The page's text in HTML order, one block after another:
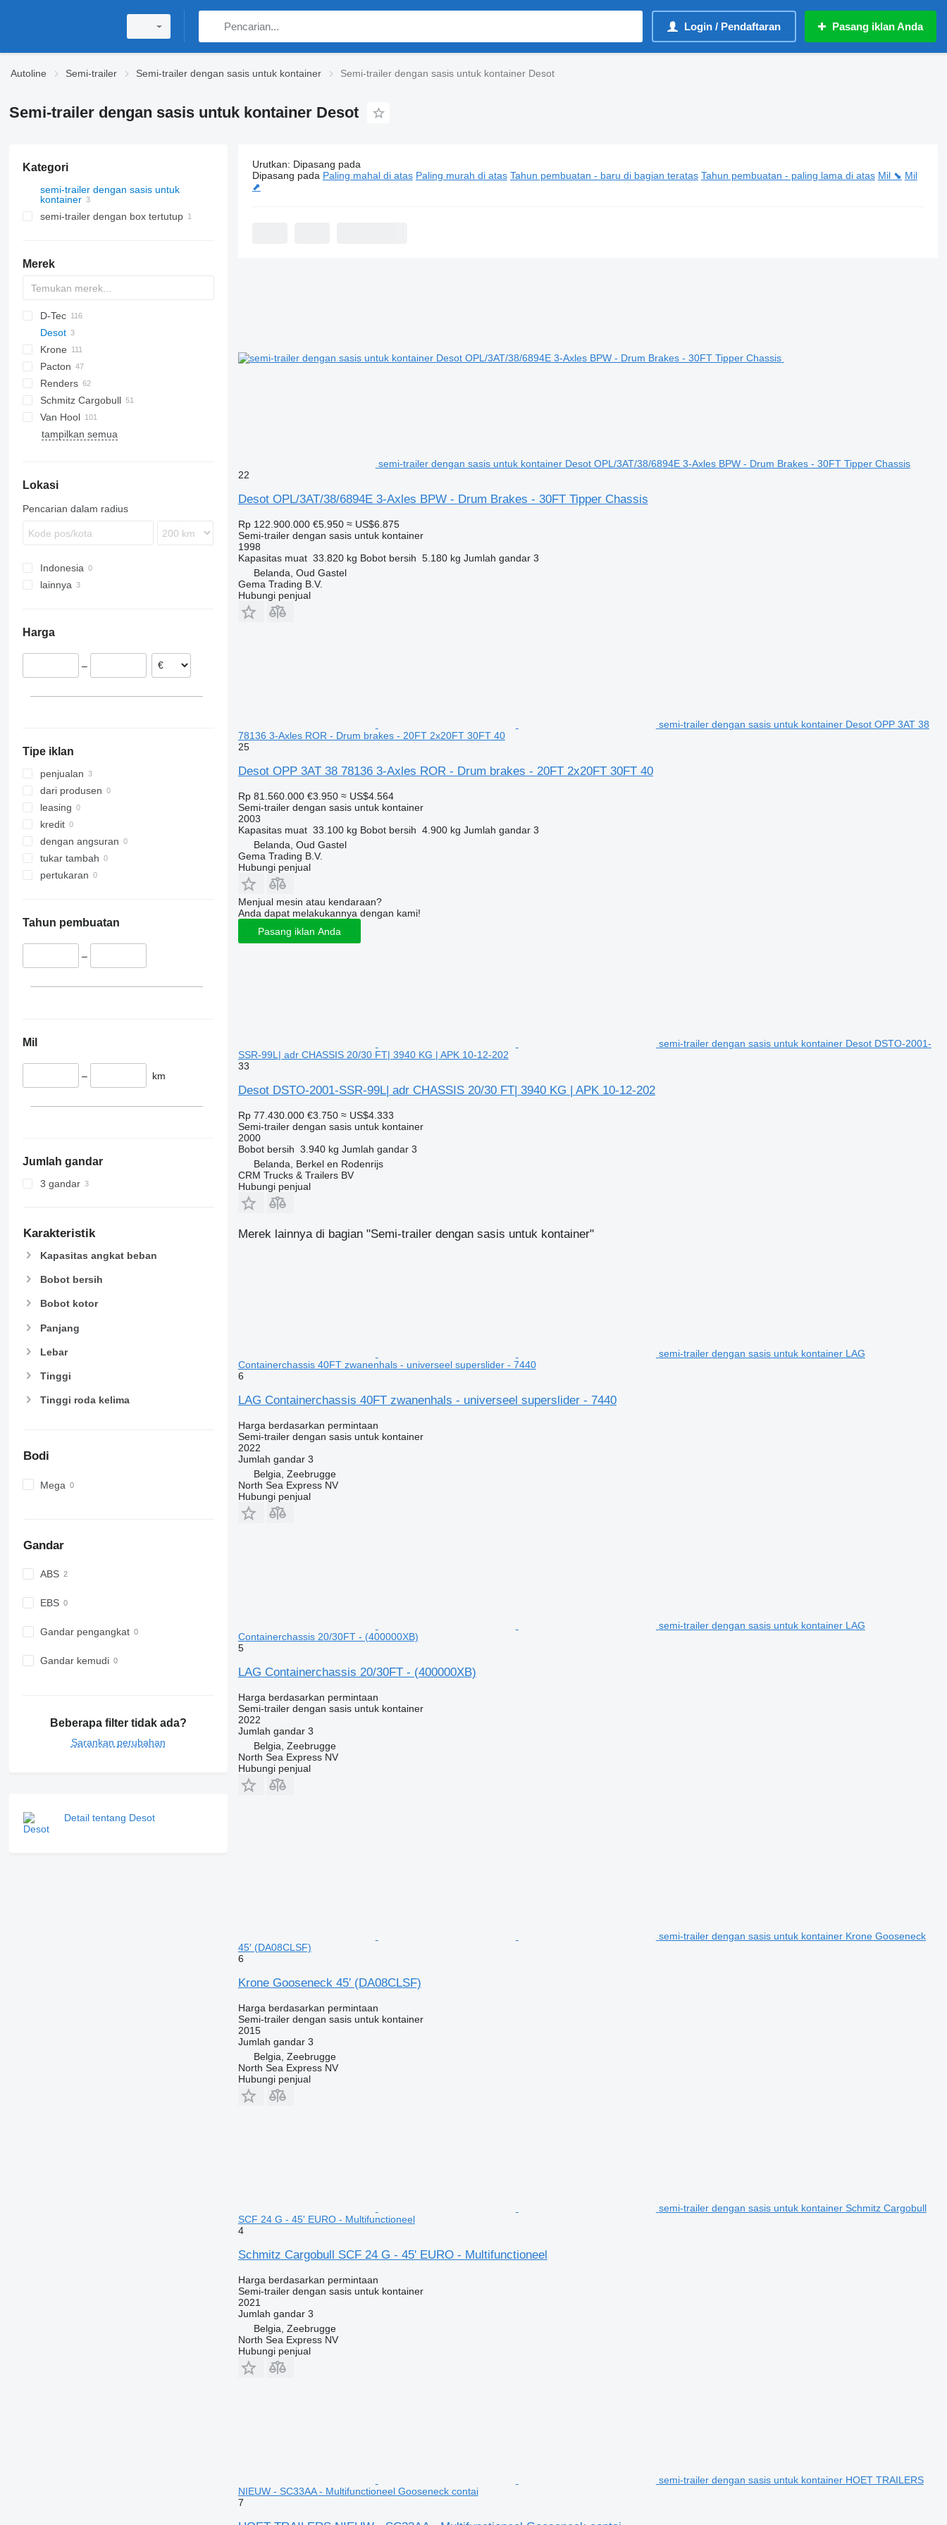
Login / Pendaftaran Pasang iklan Anda
Autoline Semi-trailer Semi-trailer dengan sasis untuk kontainer Semi-trailer dengan sasis untuk kontainer Desot
Semi-trailer dengan sasis untuk kontainer Desot
Kategori
semi-trailer dengan sasis untuk
kontainer
semi-trailer dengan box tertutup
Merek
2 series
3 series
4 series
5 series
ADR
BPO
CCS
D-Tec
CT
FT
EF
Sliding
Stack
Desot
ADR
OPL
OPP
SDS
T-series
SB
Krone
SD
SDC
SC
XS
S 24
SW
0-2
0-3
O-3
G-series
SL
S-series
Pacton
ET3
T-series
TXC
Renders
Euro
ROC
Kaiser
Schmitz Cargobull
S-series
SCB
SGF
SPA
CS
SP
Van Hool
A-series
LPRS
NS
38
tampilkan semua
Lokasi
Pencarian dalam radius
Indonesia
lainnya
Harga
–
Tipe iklan
penjualan
dari produsen
leasing
kredit
dengan angsuran
tukar tambah
pertukaran
Tahun pembuatan
–
Mil
– km
Jumlah gandar
3 gandar
Karakteristik
Kapasitas angkat beban
Bobot bersih
Bobot kotor
Panjang
Lebar
Tinggi
Tinggi roda kelima
Bodi
Mega
Gandar
ABS
EBS
Gandar pengangkat
Gandar kemudi
Beberapa filter tidak ada?
Sarankan perubahan
Detail tentang Desot
3 iklan:Semi-trailer dengan sasis untuk kontainer Desot
Urutkan: Dipasang pada
Dipasang pada Paling mahal di atas Paling murah di atas Tahun pembuatan - baru di bagian teratas Tahun pembuatan - paling lama di atas Mil ⬊ Mil
⬈
semi-trailer dengan sasis untuk kontainer Desot OPL/3AT/38/6894E 3-Axles BPW - Drum Brakes - 30FT Tipper Chassis
22
Desot OPL/3AT/38/6894E 3-Axles BPW - Drum Brakes - 30FT Tipper Chassis
Rp 122.900.000 €5.950 ≈ US$6.875
Semi-trailer dengan sasis untuk kontainer
1998
Kapasitas muat 33.820 kg Bobot bersih 5.180 kg Jumlah gandar 3
Belanda, Oud Gastel
Gema Trading B.V.
Hubungi penjual
semi-trailer dengan sasis untuk kontainer Desot OPP 3AT 38
78136 3-Axles ROR - Drum brakes - 20FT 2x20FT 30FT 40
25
Desot OPP 3AT 38 78136 3-Axles ROR - Drum brakes - 20FT 2x20FT 30FT 40
Rp 81.560.000 €3.950 ≈ US$4.564
Semi-trailer dengan sasis untuk kontainer
2003
Kapasitas muat 33.100 kg Bobot bersih 4.900 kg Jumlah gandar 3
Belanda, Oud Gastel
Gema Trading B.V.
Hubungi penjual
Menjual mesin atau kendaraan?
Anda dapat melakukannya dengan kami!
Pasang iklan Anda
semi-trailer dengan sasis untuk kontainer Desot DSTO-2001-
SSR-99L| adr CHASSIS 20/30 FT| 3940 KG | APK 10-12-202
33
Desot DSTO-2001-SSR-99L| adr CHASSIS 20/30 FT| 3940 KG | APK 10-12-202
Rp 77.430.000 €3.750 ≈ US$4.333
Semi-trailer dengan sasis untuk kontainer
2000
Bobot bersih 3.940 kg Jumlah gandar 3
Belanda, Berkel en Rodenrijs
CRM Trucks & Trailers BV
Hubungi penjual
Merek lainnya di bagian "Semi-trailer dengan sasis untuk kontainer"
semi-trailer dengan sasis untuk kontainer LAG
Containerchassis 40FT zwanenhals - universeel superslider - 7440
6
LAG Containerchassis 40FT zwanenhals - universeel superslider - 7440
Harga berdasarkan permintaan
Semi-trailer dengan sasis untuk kontainer
2022
Jumlah gandar 3
Belgia, Zeebrugge
North Sea Express NV
Hubungi penjual
semi-trailer dengan sasis untuk kontainer LAG
Containerchassis 20/30FT - (400000XB)
5
LAG Containerchassis 20/30FT - (400000XB)
Harga berdasarkan permintaan
Semi-trailer dengan sasis untuk kontainer
2022
Jumlah gandar 3
Belgia, Zeebrugge
North Sea Express NV
Hubungi penjual
semi-trailer dengan sasis untuk kontainer Krone Gooseneck
45′ (DA08CLSF)
6
Krone Gooseneck 45′ (DA08CLSF)
Harga berdasarkan permintaan
Semi-trailer dengan sasis untuk kontainer
2015
Jumlah gandar 3
Belgia, Zeebrugge
North Sea Express NV
Hubungi penjual
semi-trailer dengan sasis untuk kontainer Schmitz Cargobull
SCF 24 G - 45' EURO - Multifunctioneel
4
Schmitz Cargobull SCF 24 G - 45' EURO - Multifunctioneel
Harga berdasarkan permintaan
Semi-trailer dengan sasis untuk kontainer
2021
Jumlah gandar 3
Belgia, Zeebrugge
North Sea Express NV
Hubungi penjual
semi-trailer dengan sasis untuk kontainer HOET TRAILERS
NIEUW - SC33AA - Multifunctioneel Gooseneck contai
7